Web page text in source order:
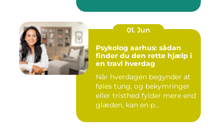
01. Jun
Psykolog aarhus: sådan
finder du den rette hjælp i
en travl hverdag
Når hverdagen begynder at
føles tung, og bekymringer
eller tristhed fylder mere end
glæden, kan en p...